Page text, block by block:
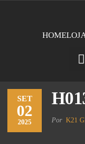
HOME
SET
02
2025 Por K21